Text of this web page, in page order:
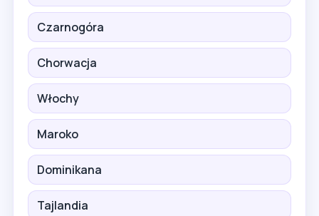
Czarnogóra
Chorwacja
Włochy
Maroko
Dominikana
Tajlandia